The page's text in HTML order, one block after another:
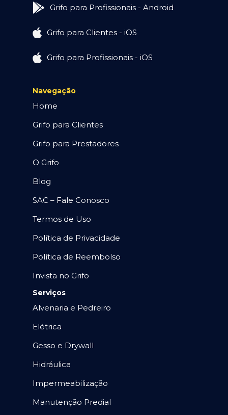
Grifo para Profissionais - Android
Grifo para Clientes - iOS
Grifo para Profissionais - iOS
Navegação
Home
Grifo para Clientes
Grifo para Prestadores
O Grifo
Blog
SAC – Fale Conosco
Termos de Uso
Política de Privacidade
Política de Reembolso
Invista no Grifo
Serviços
Alvenaria e Pedreiro
Elétrica
Gesso e Drywall
Hidráulica
Impermeabilização
Manutenção Predial